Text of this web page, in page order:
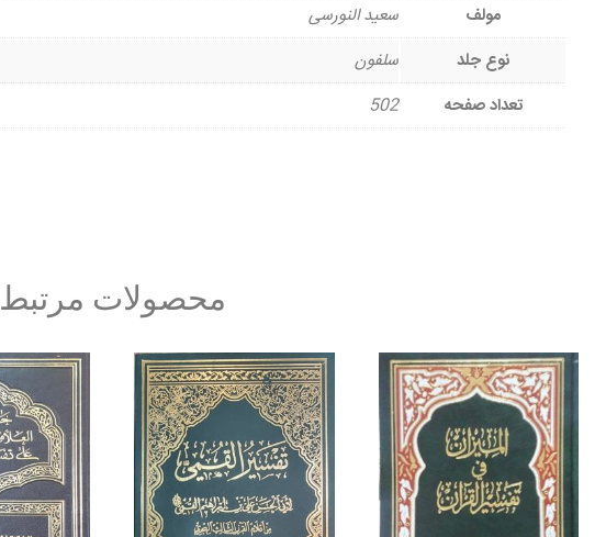
مولف
سعید النورسی
نوع جلد
سلفون
تعداد صفحه
502
محصولات مرتبط